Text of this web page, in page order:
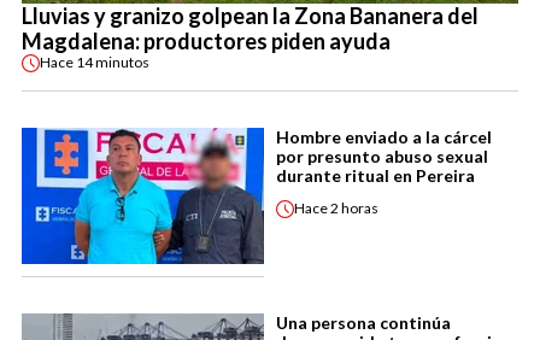
Lluvias y granizo golpean la Zona Bananera del
Magdalena: productores piden ayuda
Hace 14 minutos
Hombre enviado a la cárcel
por presunto abuso sexual
durante ritual en Pereira
Hace2 horas
Una persona continúa